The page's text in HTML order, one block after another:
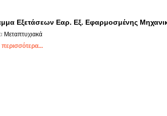
Εξετάσεων Εαρ. Εξ. Εφαρμοσμένης
Μεταπτυχιακά
περισσότερα...